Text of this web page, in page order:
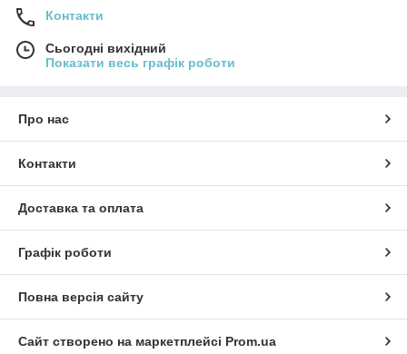
Контакти
Сьогодні вихідний
Показати весь графік роботи
Про нас
Контакти
Доставка та оплата
Графік роботи
Повна версія сайту
Сайт створено на маркетплейсі Prom.ua